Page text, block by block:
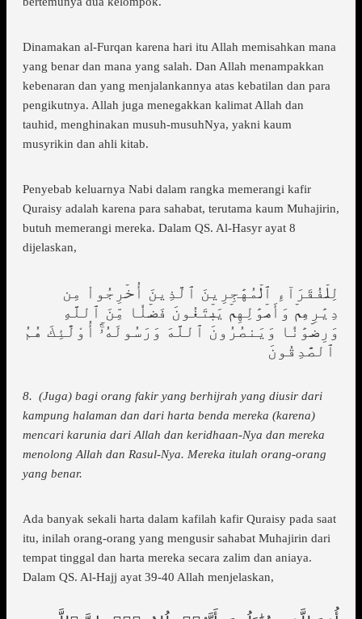
Dinamakan al-Furqan karena hari itu Allah memisahkan mana
yang benar dan mana yang salah. Dan Allah menampakkan
kebenaran dan yang menjalankannya atas kebatilan dan para
pengikutnya. Allah juga menegakkan kalimat Allah dan
tauhid, menghinakan musuh-musuhNya, yakni kaum
musyrikin dan ahli kitab.
Penyebab keluarnya Nabi dalam rangka memerangi kafir
Quraisy adalah karena para sahabat, terutama kaum Muhajirin,
butuh memerangi mereka. Dalam QS. Al-Hasyr ayat 8
dijelaskan,
لِلۡفُقَرَآءِ ٱلۡمُهَٰجِرِينَ ٱلَّذِينَ أُخۡرِجُواْ مِن
دِيَٰرِهِمۡ وَأَمۡوَٰلِهِمۡ يَبۡتَغُونَ فَضۡلٗا مِّنَ ٱللَّهِ
وَرِضۡوَٰنٗا وَيَنصُرُونَ ٱللَّهَ وَرَسُولَهُۥٓۚ أُوْلَٰٓئِكَ هُمُ
8. (Juga) bagi orang fakir yang berhijrah yang diusir dari
kampung halaman dan dari harta benda mereka (karena)
mencari karunia dari Allah dan keridhaan-Nya dan mereka
menolong Allah dan Rasul-Nya. Mereka itulah orang-orang
yang benar.
Ada banyak sekali harta dalam kafilah kafir Quraisy pada saat
itu, inilah orang-orang yang mengusir sahabat Muhajirin dari
tempat tinggal dan harta mereka secara zalim dan aniaya.
Dalam QS. Al-Hajj ayat 39-40 Allah menjelaskan,